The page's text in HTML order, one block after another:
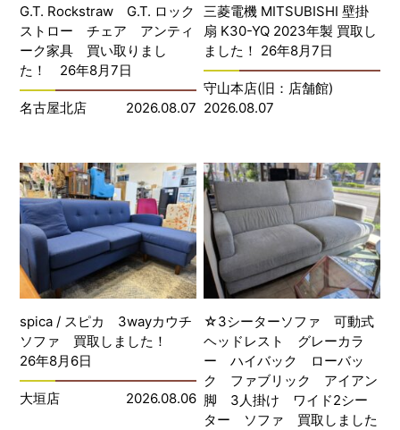
G.T. Rockstraw G.T. ロック
ストロー チェア アンティ
ーク家具 買い取りまし
た！ 26年8月7日
名古屋北店 2026.08.07
三菱電機 MITSUBISHI 壁掛
扇 K30-YQ 2023年製 買取し
ました！ 26年8月7日
守山本店(旧：店舗館)
2026.08.07
spica / スピカ 3wayカウチ
ソファ 買取しました！
26年8月6日
大垣店 2026.08.06
☆3シーターソファ 可動式
ヘッドレスト グレーカラ
ー ハイバック ローバッ
ク ファブリック アイアン
脚 3人掛け ワイド2シー
ター ソファ 買取しました